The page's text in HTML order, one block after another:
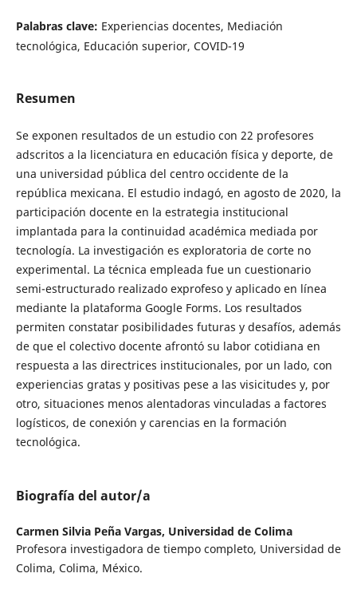
Palabras clave: Experiencias docentes, Mediación
tecnológica, Educación superior, COVID-19
Resumen
Se exponen resultados de un estudio con 22 profesores
adscritos a la licenciatura en educación física y deporte, de
una universidad pública del centro occidente de la
república mexicana. El estudio indagó, en agosto de 2020, la
participación docente en la estrategia institucional
implantada para la continuidad académica mediada por
tecnología. La investigación es exploratoria de corte no
experimental. La técnica empleada fue un cuestionario
semi-estructurado realizado exprofeso y aplicado en línea
mediante la plataforma Google Forms. Los resultados
permiten constatar posibilidades futuras y desafíos, además
de que el colectivo docente afrontó su labor cotidiana en
respuesta a las directrices institucionales, por un lado, con
experiencias gratas y positivas pese a las visicitudes y, por
otro, situaciones menos alentadoras vinculadas a factores
logísticos, de conexión y carencias en la formación
tecnológica.
Biografía del autor/a
Carmen Silvia Peña Vargas, Universidad de Colima
Profesora investigadora de tiempo completo, Universidad de
Colima, Colima, México.